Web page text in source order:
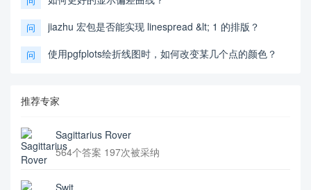
问 jiazhu 宏包是否能实现 linespread &lt; 1 的排版？
问 使用pgfplots绘折线图时，如何改变某几个点的颜色？
推荐专家
Sagittarius Rover
564个答案 197次被采纳
Swit